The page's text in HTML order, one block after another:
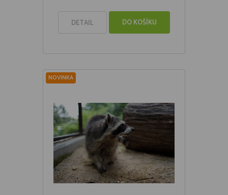
DETAIL DO KOŠÍKU
NOVINKA